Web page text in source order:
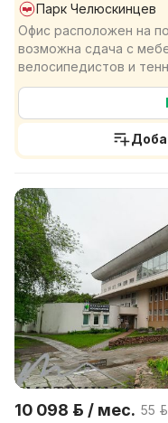
Парк Челюскинцев
Офис расположен на
возможна сдача с
велосипедистов и
10 098 р. / мес. 55